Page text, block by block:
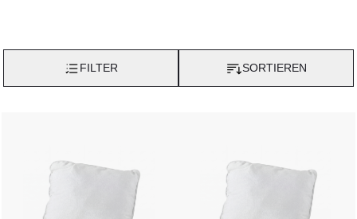
FILTER SORTIEREN